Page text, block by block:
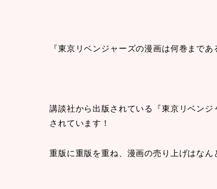
『東京リベンジャーズの漫画は何巻まであ
講談社から出版されている『東京リベン
されています！
重版に重版を重ね、漫画の売り上げはな